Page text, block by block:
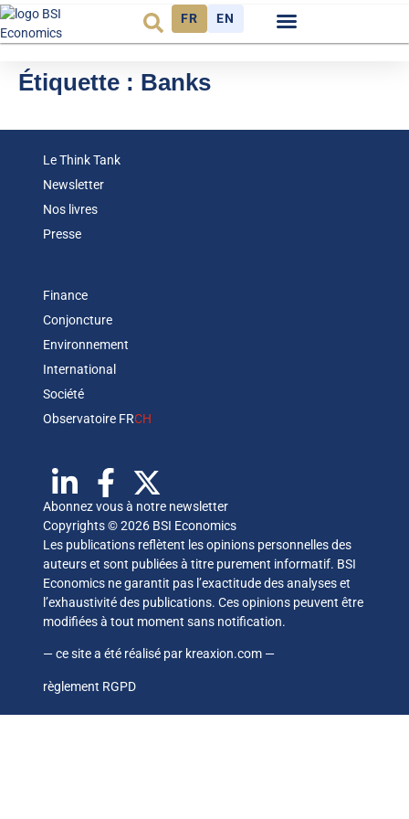
FR EN
Étiquette : Banks
Le Think Tank
Newsletter
Nos livres
Presse
Finance
Conjoncture
Environnement
International
Société
Observatoire FRCH
Abonnez vous à notre newsletter
Copyrights © 2026 BSI Economics
Les publications reflètent les opinions personnelles des
auteurs et sont publiées à titre purement informatif. BSI
Economics ne garantit pas l’exactitude des analyses et
l’exhaustivité des publications. Ces opinions peuvent être
modifiées à tout moment sans notification.
— ce site a été réalisé par kreaxion.com —
règlement RGPD